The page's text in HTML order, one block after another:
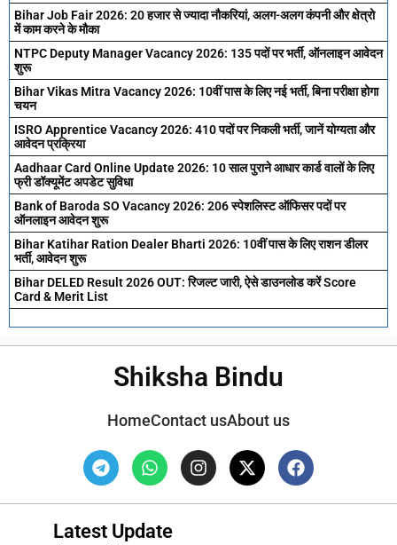
Bihar Job Fair 2026: 20 हजार से ज्यादा नौकरियां, अलग-अलग कंपनी और क्षेत्रो
में काम करने के मौका
NTPC Deputy Manager Vacancy 2026: 135 पदों पर भर्ती, ऑनलाइन आवेदन
शुरू
Bihar Vikas Mitra Vacancy 2026: 10वीं पास के लिए नई भर्ती, बिना परीक्षा होगा
चयन
ISRO Apprentice Vacancy 2026: 410 पदों पर निकली भर्ती, जानें योग्यता और
आवेदन प्रक्रिया
Aadhaar Card Online Update 2026: 10 साल पुराने आधार कार्ड वालों के लिए
फ्री डॉक्यूमेंट अपडेट सुविधा
Bank of Baroda SO Vacancy 2026: 206 स्पेशलिस्ट ऑफिसर पदों पर
ऑनलाइन आवेदन शुरू
Bihar Katihar Ration Dealer Bharti 2026: 10वीं पास के लिए राशन डीलर
भर्ती, आवेदन शुरू
Bihar DELED Result 2026 OUT: रिजल्ट जारी, ऐसे डाउनलोड करें Score
Card & Merit List
Shiksha Bindu
HomeContact usAbout us
Latest Update